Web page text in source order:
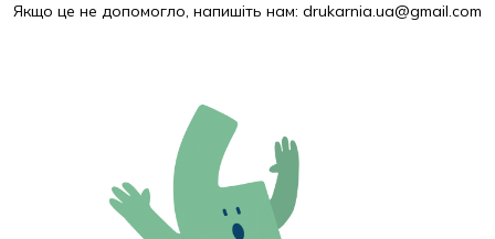
Якщо це не допомогло, напишіть нам: drukarnia.ua@gmail.com